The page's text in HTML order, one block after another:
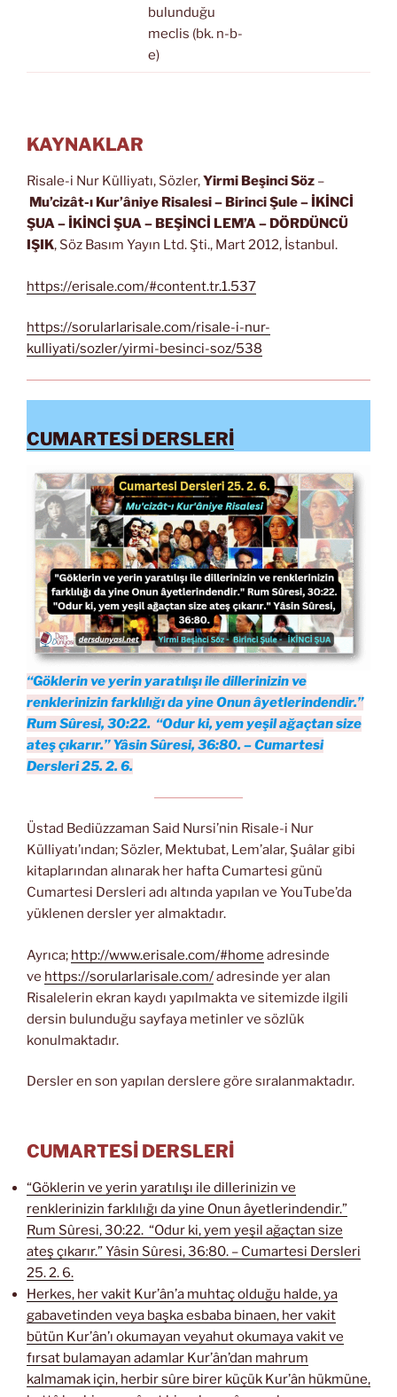
bulunduğu
meclis (bk. n-b-
e)
KAYNAKLAR
Risale-i Nur Külliyatı, Sözler,Yirmi Beşinci Söz –
Mu’cizât-ı Kur’âniye Risalesi– Birinci Şule – İKİNCİ
ŞUA– İKİNCİ ŞUA – BEŞİNCİ LEM’A – DÖRDÜNCÜ
IŞIK, Söz Basım Yayın Ltd. Şti., Mart 2012, İstanbul.
https://erisale.com/#content.tr.1.537
https://sorularlarisale.com/risale-i-nur-
kulliyati/sozler/yirmi-besinci-soz/538
CUMARTESİ DERSLERİ
“Göklerin ve yerin yaratılışı ile dillerinizin ve
renklerinizin farklılığı da yine Onun âyetlerindendir.”
Rum Sûresi, 30:22. “Odur ki, yem yeşil ağaçtan size
ateş çıkarır.” Yâsin Sûresi, 36:80. – Cumartesi
Dersleri 25. 2. 6.
Üstad Bediüzzaman Said Nursi’nin Risale-i Nur
Külliyatı’ından; Sözler, Mektubat, Lem’alar, Şuâlar gibi
kitaplarından alınarak her hafta Cumartesi günü
Cumartesi Dersleri adı altında yapılan ve YouTube’da
yüklenen dersler yer almaktadır.
Ayrıca; http://www.erisale.com/#home adresinde
ve https://sorularlarisale.com/adresinde yer alan
Risalelerin ekran kaydı yapılmakta ve sitemizde ilgili
dersin bulunduğu sayfaya metinler ve sözlük
konulmaktadır.
Dersler en son yapılan derslere göre sıralanmaktadır.
CUMARTESİ DERSLERİ
“Göklerin ve yerin yaratılışı ile dillerinizin ve
renklerinizin farklılığı da yine Onun âyetlerindendir.”
Rum Sûresi, 30:22. “Odur ki, yem yeşil ağaçtan size
ateş çıkarır.” Yâsin Sûresi, 36:80. – Cumartesi Dersleri
25. 2. 6.
Herkes, her vakit Kur’ân’a muhtaç olduğu halde, ya
gabavetinden veya başka esbaba binaen, her vakit
bütün Kur’ân’ı okumayan veyahut okumaya vakit ve
fırsat bulamayan adamlar Kur’ân’dan mahrum
kalmamak için, herbir sûre birer küçük Kur’ân hükmüne,